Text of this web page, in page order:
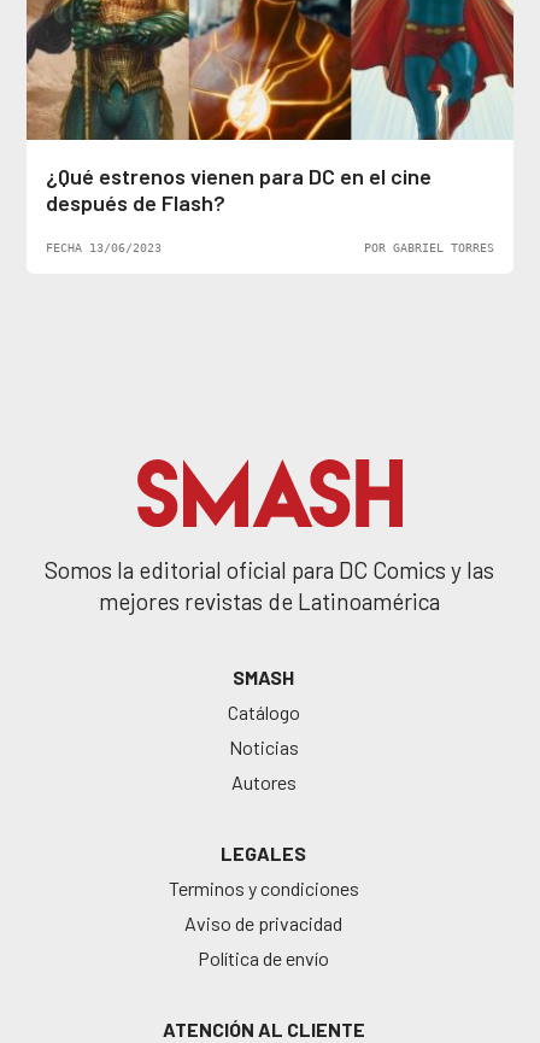
¿Qué estrenos vienen para DC en el cine
después de Flash?
FECHA 13/06/2023 POR GABRIEL TORRES
Somos la editorial oficial para DC Comics y las
mejores revistas de Latinoamérica
SMASH
Catálogo
Noticias
Autores
LEGALES
Terminos y condiciones
Aviso de privacidad
Política de envío
ATENCIÓN AL CLIENTE